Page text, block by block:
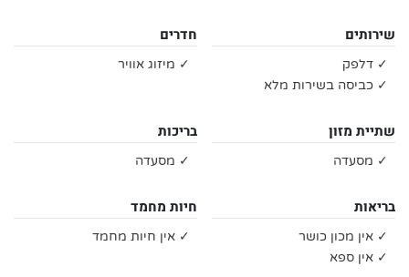
שירותים
✓ דלפק
✓ כביסה בשירות מלא
חדרים
✓ מיזוג אוויר
שתיית מזון
✓ מסעדה
בריכות
✓ מסעדה
בריאות
✓ אין מכון כושר
✓ אין ספא
חיות מחמד
✓ אין חיות מחמד